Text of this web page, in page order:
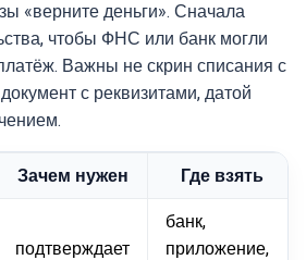
«верните деньги». Сначала
чтобы ФНС или банк могли
Важны не скрин списания с
с реквизитами, датой
Зачем нужен Где взять
подтверждает
банк,
приложение,